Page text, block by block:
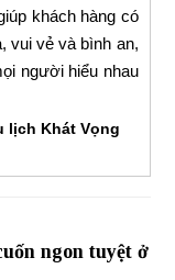
khách hàng có
vui vẻ và bình an,
người hiểu nhau
lịch Khát Vọng
ngon tuyệt ở